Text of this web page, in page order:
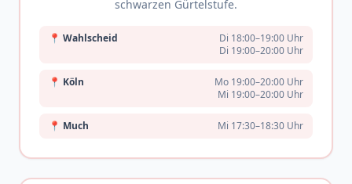
schwarzen Gürtelstufe.
📍 Wahlscheid
Di 18:00–19:00 Uhr
Di 19:00–20:00 Uhr
📍 Köln
Mo 19:00–20:00 Uhr
Mi 19:00–20:00 Uhr
📍 Much Mi 17:30–18:30 Uhr